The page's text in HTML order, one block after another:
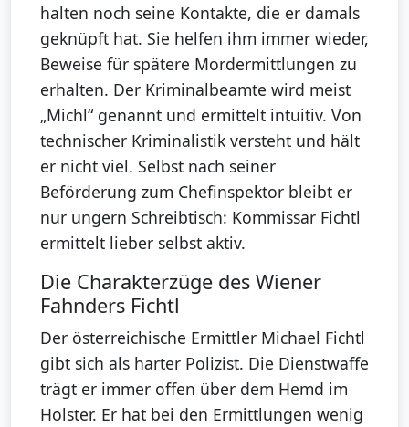
halten noch seine Kontakte, die er damals
geknüpft hat. Sie helfen ihm immer wieder,
Beweise für spätere Mordermittlungen zu
erhalten. Der Kriminalbeamte wird meist
„Michl“ genannt und ermittelt intuitiv. Von
technischer Kriminalistik versteht und hält
er nicht viel. Selbst nach seiner
Beförderung zum Chefinspektor bleibt er
nur ungern Schreibtisch: Kommissar Fichtl
ermittelt lieber selbst aktiv.
Die Charakterzüge des Wiener
Fahnders Fichtl
Der österreichische Ermittler Michael Fichtl
gibt sich als harter Polizist. Die Dienstwaffe
trägt er immer offen über dem Hemd im
Holster. Er hat bei den Ermittlungen wenig